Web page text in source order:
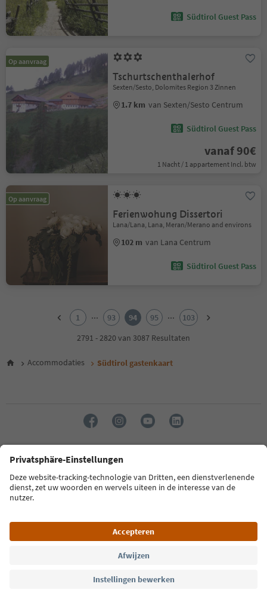
Südtirol Guest Pass
Op aanvraag
Tschurtschenthalerhof
Sexten/Sesto, Dolomites Region 3 Zinnen
1.7 km van Sexten/Sesto Centrum
Südtirol Guest Pass
vanaf 90€
1 Nacht / 1 appartement Incl. btw
Op aanvraag
Ferienwohung Dissertori
Lana/Lana, Lana, Meran/Merano and environs
102 m van Lana Centrum
Südtirol Guest Pass
6
13
14
16
17
18
20
21
1 ... 93 94 95 ...
103
2791 - 2820 van 3087 Resultaten
Accommodaties Südtirol gastenkaart
Taal: Nederlands
FAQ Contactgegevens Pers MICE
Privacybeleid
Toegankelijkheid
© 2026 IDM Südtirol